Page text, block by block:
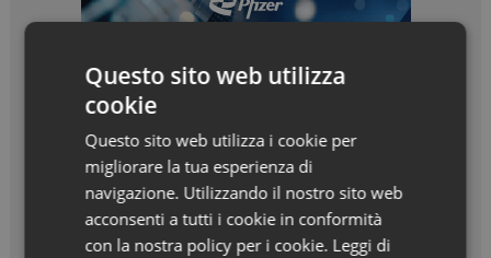
Questo sito web utilizza
cookie
Questo sito web utilizza i cookie per
migliorare la tua esperienza di
navigazione. Utilizzando il nostro sito web
acconsenti a tutti i cookie in conformità
con la nostra policy per i cookie. Leggi di